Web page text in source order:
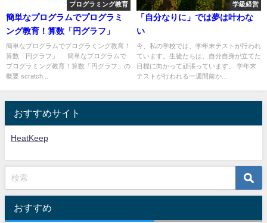
プログラミング教育
簡単なプログラムでプログラミ
ング教育！算数「円グラフ」
簡単なプログラムでプログラミング教育！
算数「円グラフ」 簡単なプログラムで
プログラミング教育！算数「円グラフ」の
概要 scratch...
学級経営
「自分なりに」では夢は叶わな
い
今、私の学校では、学年末テストが行われ
ています。生徒たちは、自分自身が立てた
目標に向かって頑張っています。 学年末
テストが行われる一週間前か...
おすすめサイト
HeatKeep
おすすめ